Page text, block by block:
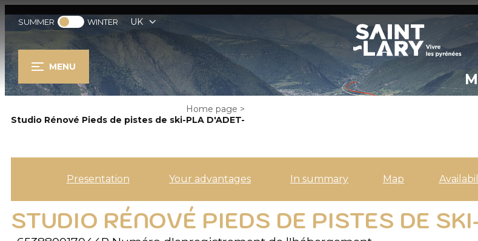
SUMMER WINTER UK
MENU
Home page >
Studio Rénové Pieds de pistes de ski-PLA D'ADET-
Presentation Your advantages In summary Map
STUDIO RÉNOVÉ PIEDS DE PISTES DE